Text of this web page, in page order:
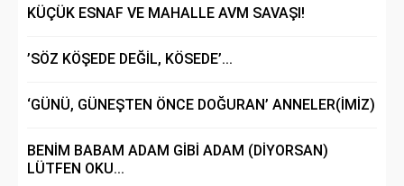
KÜÇÜK ESNAF VE MAHALLE AVM SAVAŞI!
’SÖZ KÖŞEDE DEĞİL, KÖSEDE’...
‘GÜNÜ, GÜNEŞTEN ÖNCE DOĞURAN’ ANNELER(İMİZ)
BENİM BABAM ADAM GİBİ ADAM (DİYORSAN)
LÜTFEN OKU...